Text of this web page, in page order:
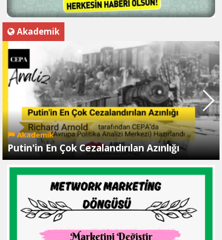
Akademik
Akademik
Putin'in En Çok Cezalandırılan Azınlığı